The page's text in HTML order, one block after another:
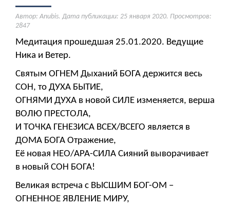
Автор: Anubis. Дата публикации: 25 января 2020. Просмотров:
2847
Медитация прошедшая 25.01.2020. Ведущие
Ника и Ветер.
Святым ОГНЕМ Дыханий БОГА держится весь
СОН, то ДУХА БЫТИЕ,
ОГНЯМИ ДУХА в новой СИЛЕ изменяется, верша
ВОЛЮ ПРЕСТОЛА,
И ТОЧКА ГЕНЕЗИСА ВСЕХ/ВСЕГО является в
ДОМА БОГА Отражение,
Её новая НЕО/АРА-СИЛА Сияний выворачивает
в новый СОН БОГА!
Великая встреча с ВЫСШИМ БОГ-ОМ –
ОГНЕННОЕ ЯВЛЕНИЕ МИРУ,